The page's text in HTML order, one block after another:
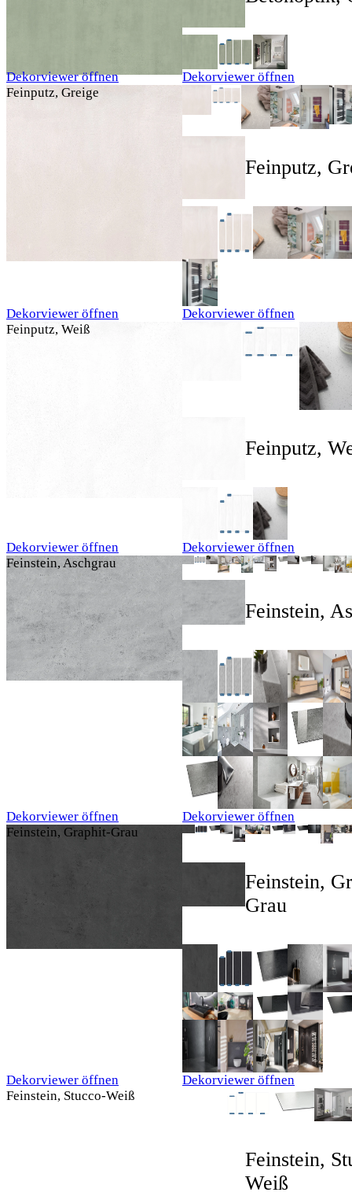
Dekorviewer öffnen
Dekorviewer öffnen
Feinputz, Greige
Dekorviewer öffnen
Feinputz,
Dekorviewer öffnen
Feinputz, Weiß
Dekorviewer öffnen
Feinputz,
Dekorviewer öffnen
Feinstein, Aschgrau
Dekorviewer öffnen
Feinstein,
Dekorviewer öffnen
Feinstein, Graphit-Grau
Dekorviewer öffnen
Feinstein,
Grau
Dekorviewer öffnen
Feinstein, Stucco-Weiß
Feinstein,
Weiß